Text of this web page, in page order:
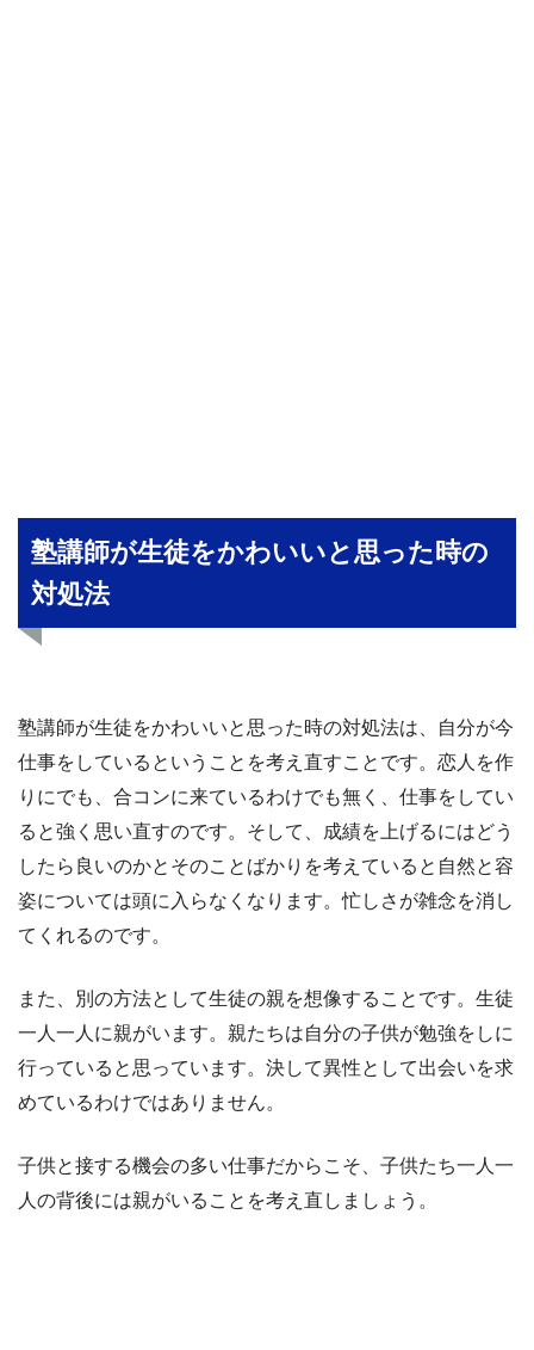
塾講師が生徒をかわいいと思った時の
対処法
塾講師が生徒をかわいいと思った時の対処法は、自分が今
仕事をしているということを考え直すことです。恋人を作
りにでも、合コンに来ているわけでも無く、仕事をしてい
ると強く思い直すのです。そして、成績を上げるにはどう
したら良いのかとそのことばかりを考えていると自然と容
姿については頭に入らなくなります。忙しさが雑念を消し
てくれるのです。
また、別の方法として生徒の親を想像することです。生徒
一人一人に親がいます。親たちは自分の子供が勉強をしに
行っていると思っています。決して異性として出会いを求
めているわけではありません。
子供と接する機会の多い仕事だからこそ、子供たち一人一
人の背後には親がいることを考え直しましょう。